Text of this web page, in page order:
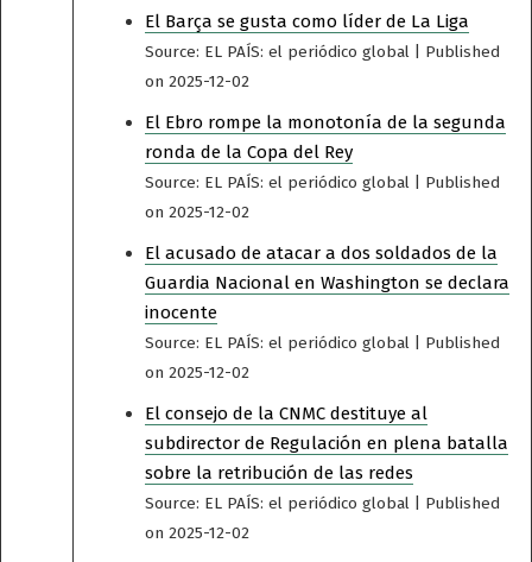
El Barça se gusta como líder de La Liga
Source: EL PAÍS: el periódico global
Published
on 2025-12-02
El Ebro rompe la monotonía de la segunda
ronda de la Copa del Rey
Source: EL PAÍS: el periódico global
Published
on 2025-12-02
El acusado de atacar a dos soldados de la
Guardia Nacional en Washington se declara
inocente
Source: EL PAÍS: el periódico global
Published
on 2025-12-02
El consejo de la CNMC destituye al
subdirector de Regulación en plena batalla
sobre la retribución de las redes
Source: EL PAÍS: el periódico global
Published
on 2025-12-02